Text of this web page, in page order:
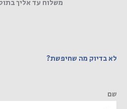
משלוח עד אליך
לא בדיוק מה שחיפשת?
שם